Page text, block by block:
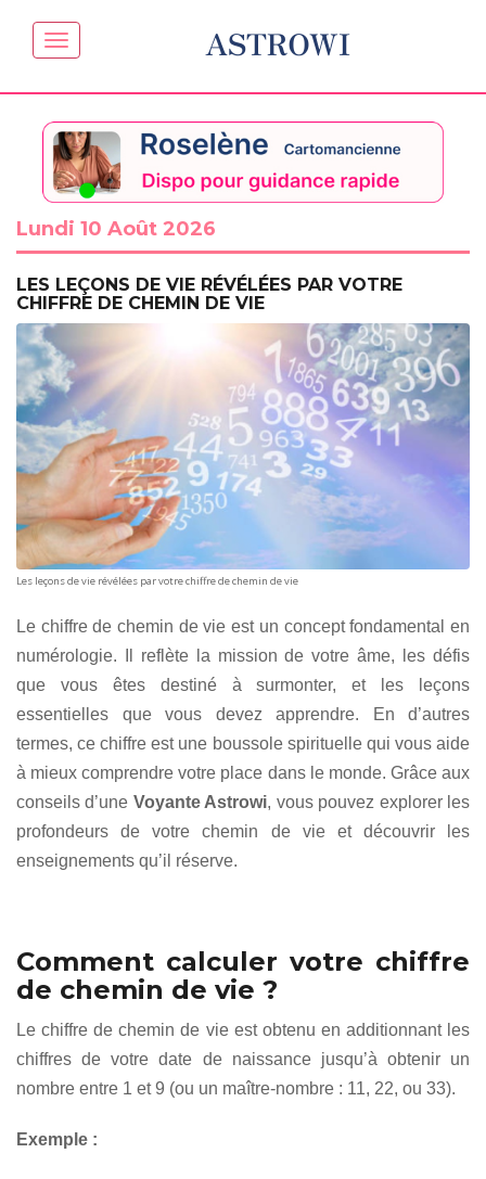
ASTROWI
Lundi 10 Août 2026
LES LEÇONS DE VIE RÉVÉLÉES PAR VOTRE
CHIFFRE DE CHEMIN DE VIE
Les leçons de vie révélées par votre chiffre de chemin de vie
Le chiffre de chemin de vie est un concept fondamental en
numérologie. Il reflète la mission de votre âme, les défis
que vous êtes destiné à surmonter, et les leçons
essentielles que vous devez apprendre. En d’autres
termes, ce chiffre est une boussole spirituelle qui vous aide
à mieux comprendre votre place dans le monde. Grâce aux
conseils d’une Voyante Astrowi, vous pouvez explorer les
profondeurs de votre chemin de vie et découvrir les
enseignements qu’il réserve.
Comment calculer votre chiffre
de chemin de vie ?
Le chiffre de chemin de vie est obtenu en additionnant les
chiffres de votre date de naissance jusqu’à obtenir un
nombre entre 1 et 9 (ou un maître-nombre : 11, 22, ou 33).
Exemple :